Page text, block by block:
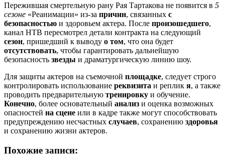
Пережившая смертельную рану Рая Тартакова не появится в 5
сезоне «Реанимации» из-за причин, связанных с
безопасностью и здоровьем актера. После произошедшего,
канал НТВ пересмотрел детали контракта на следующий
сезон, пришедший к выводу о том, что она будет
отсутствовать, чтобы гарантировать дальнейшую
безопасность звезды и драматургическую линию шоу.
Для защиты актеров на съемочной площадке, следует строго
контролировать использование реквизита и реплик я, а также
проводить предварительную тренировку и обучение.
Конечно, более основательный анализ и оценка возможных
опасностей на сцене или в кадре также могут способствовать
предупреждению несчастных случаев, сохранению здоровья
и сохранению жизни актеров.
Похожие записи: